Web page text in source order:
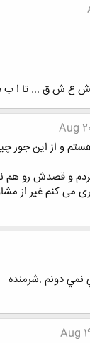
ع ش ق ... تا ا ب
Aug
و از این جور
و قصدش رو هم
می کنم غیر از
نمي دونم .شرمنده
Aug